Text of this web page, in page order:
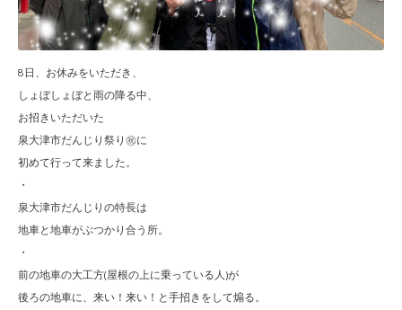
8日、お休みをいただき、
しょぼしょぼと雨の降る中、
お招きいただいた
泉大津市だんじり祭り㊗️に
初めて行って来ました。
・
泉大津市だんじりの特長は
地車と地車がぶつかり合う所。
・
前の地車の大工方(屋根の上に乗っている人)が
後ろの地車に、来い！来い！と手招きをして煽る。